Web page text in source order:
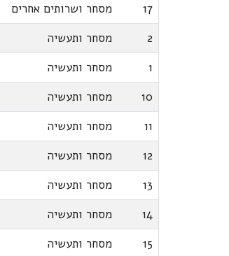
17
מסחר ושרותים אחרים
2
מסחר ותעשיה
1
מסחר ותעשיה
10
מסחר ותעשיה
11
מסחר ותעשיה
12
מסחר ותעשיה
13
מסחר ותעשיה
14
מסחר ותעשיה
15
מסחר ותעשיה